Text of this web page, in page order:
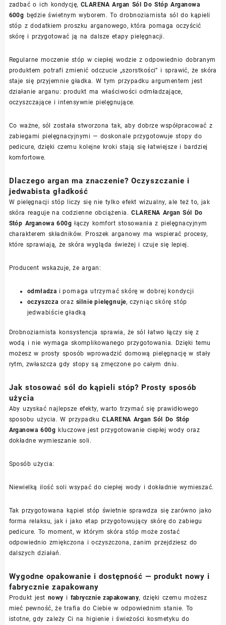
zadbać o ich kondycję, CLARENA Argan Sól Do Stóp Arganowa
600g będzie świetnym wyborem. To drobnoziarnista sól do kąpieli
stóp z dodatkiem proszku arganowego, która pomaga oczyścić
skórę i przygotować ją na dalsze etapy pielęgnacji.
Regularne moczenie stóp w ciepłej wodzie z odpowiednio dobranym
produktem potrafi zmienić odczucie „szorstkości” i sprawić, że skóra
staje się przyjemnie gładka. W tym przypadku argumentem jest
działanie arganu: produkt ma właściwości odmładzające,
oczyszczające i intensywnie pielęgnujące.
Co ważne, sól została stworzona tak, aby dobrze współpracować z
zabiegami pielęgnacyjnymi — doskonale przygotowuje stopy do
pedicure, dzięki czemu kolejne kroki stają się łatwiejsze i bardziej
komfortowe.
Dlaczego argan ma znaczenie? Oczyszczanie i
jedwabista gładkość
W pielęgnacji stóp liczy się nie tylko efekt wizualny, ale też to, jak
skóra reaguje na codzienne obciążenia.CLARENA Argan Sól Do
Stóp Arganowa 600g łączy komfort stosowania z pielęgnacyjnym
charakterem składników. Proszek arganowy ma wspierać procesy,
które sprawiają, że skóra wygląda świeżej i czuje się lepiej.
Producent wskazuje, że argan:
odmładza i pomaga utrzymać skórę w dobrej kondycji
oczyszcza oraz silnie pielęgnuje, czyniąc skórę stóp
jedwabiście gładką
Drobnoziarnista konsystencja sprawia, że sól łatwo łączy się z
wodą i nie wymaga skomplikowanego przygotowania. Dzięki temu
możesz w prosty sposób wprowadzić domową pielęgnację w stały
rytm, zwłaszcza gdy stopy są zmęczone po całym dniu.
Jak stosować sól do kąpieli stóp? Prosty sposób
użycia
Aby uzyskać najlepsze efekty, warto trzymać się prawidłowego
sposobu użycia. W przypadkuCLARENA Argan Sól Do Stóp
Arganowa 600g kluczowe jest przygotowanie ciepłej wody oraz
dokładne wymieszanie soli.
Sposób użycia:
Niewielką ilość soli wsypać do ciepłej wody i dokładnie wymieszać.
Tak przygotowana kąpiel stóp świetnie sprawdza się zarówno jako
forma relaksu, jak i jako etap przygotowujący skórę do zabiegu
pedicure. To moment, w którym skóra stóp może zostać
odpowiednio zmiękczona i oczyszczona, zanim przejdziesz do
dalszych działań.
Wygodne opakowanie i dostępność — produkt nowy i
fabrycznie zapakowany
Produkt jest nowy i fabrycznie zapakowany, dzięki czemu możesz
mieć pewność, że trafia do Ciebie w odpowiednim stanie. To
istotne, gdy zależy Ci na higienie i świeżości kosmetyku do